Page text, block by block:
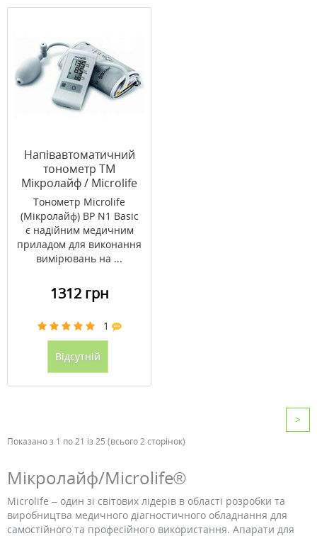
Напівавтоматичний
тонометр ТМ
Мікролайф / Microlife
ВР N1 Basic
Тонометр Microlife
(Мікролайф) BP N1 Basic
є надійним медичним
приладом для виконання
вимірювань на ...
1312 грн
1
Відсутній
>
Показано з 1 по 21 із 25 (всього 2 сторінок)
Мікролайф/Microlife®
Microlife – один зі світових лідерів в області розробки та
виробництва медичного діагностичного обладнання для
самостійного та професійного використання. Апарати для